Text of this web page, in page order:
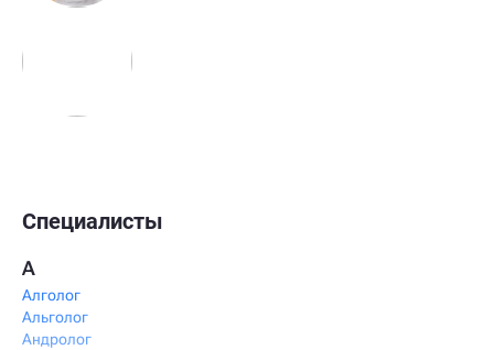
Специалисты
А
Алголог
Альголог
Андролог